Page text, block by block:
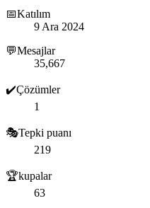
📅Katılım
9 Ara 2024
💬Mesajlar
35,667
✔️Çözümler
1
🎭Tepki puanı
219
🏆kupalar
63